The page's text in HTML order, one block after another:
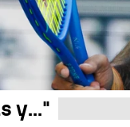
declaraciones
exitoso a largo
su respuesta.
y..."